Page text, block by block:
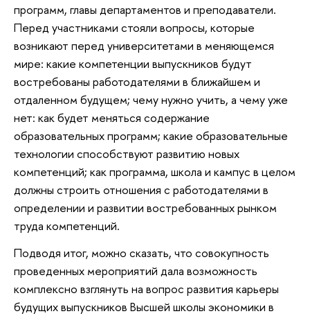
программ, главы департаментов и преподаватели.
Перед участниками стояли вопросы, которые
возникают перед университетами в меняющемся
мире: какие компетенции выпускников будут
востребованы работодателями в ближайшем и
отдаленном будущем; чему нужно учить, а чему уже
нет: как будет меняться содержание
образовательных программ; какие образовательные
технологии способствуют развитию новых
компетенций; как программа, школа и кампус в целом
должны строить отношения с работодателями в
определении и развитии востребованных рынком
труда компетенций.
Подводя итог, можно сказать, что совокупность
проведенных мероприятий дала возможность
комплексно взглянуть на вопрос развития карьеры
будущих выпускников Высшей школы экономики в